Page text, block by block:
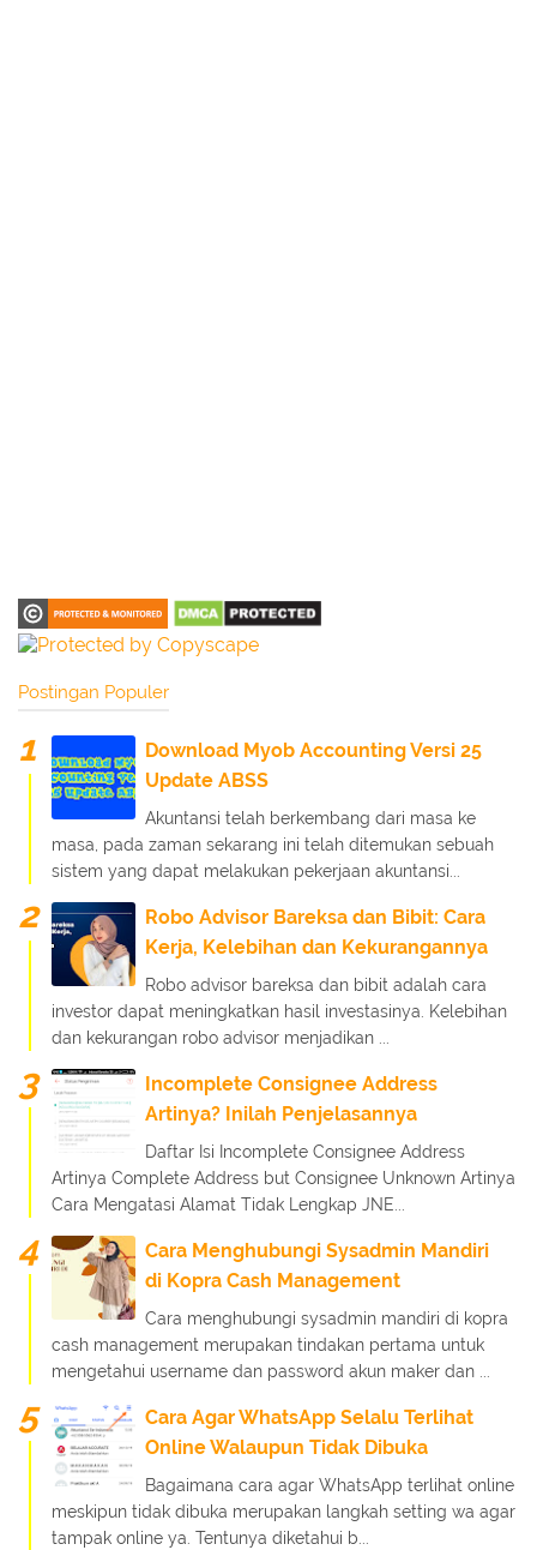
Postingan Populer
Download Myob Accounting Versi 25
Update ABSS
Akuntansi telah berkembang dari masa ke
masa, pada zaman sekarang ini telah ditemukan sebuah
sistem yang dapat melakukan pekerjaan akuntansi...
Robo Advisor Bareksa dan Bibit: Cara
Kerja, Kelebihan dan Kekurangannya
Robo advisor bareksa dan bibit adalah cara
investor dapat meningkatkan hasil investasinya. Kelebihan
dan kekurangan robo advisor menjadikan ...
Incomplete Consignee Address
Artinya? Inilah Penjelasannya
Daftar Isi Incomplete Consignee Address
Artinya Complete Address but Consignee Unknown Artinya
Cara Mengatasi Alamat Tidak Lengkap JNE...
Cara Menghubungi Sysadmin Mandiri
di Kopra Cash Management
Cara menghubungi sysadmin mandiri di kopra
cash management merupakan tindakan pertama untuk
mengetahui username dan password akun maker dan ...
Cara Agar WhatsApp Selalu Terlihat
Online Walaupun Tidak Dibuka
Bagaimana cara agar WhatsApp terlihat online
meskipun tidak dibuka merupakan langkah setting wa agar
tampak online ya. Tentunya diketahui b...